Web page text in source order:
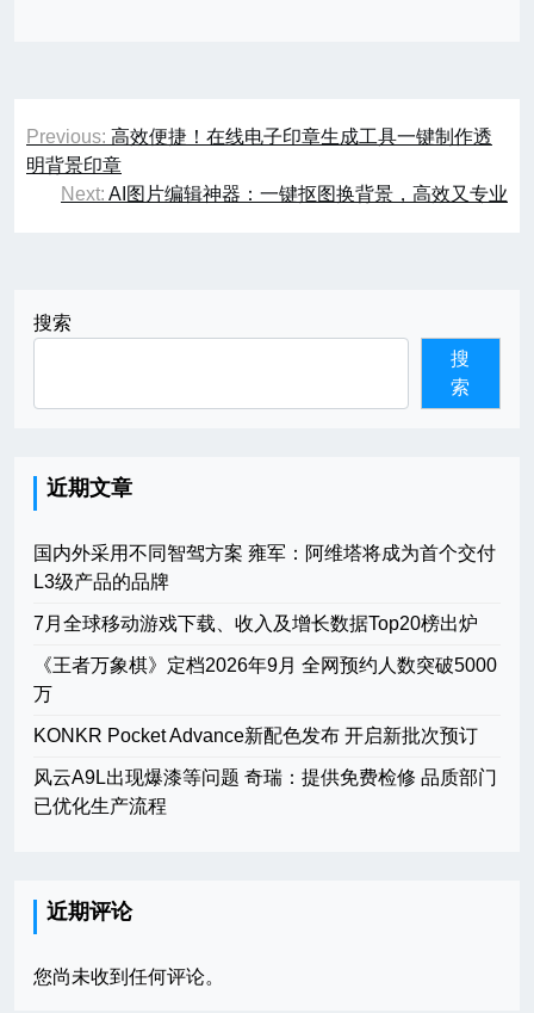
文
章
Previous: 高效便捷！在线电子印章生成工具一键制作透
明背景印章
Next: AI图片编辑神器：一键抠图换背景，高效又专业
搜索
搜
索
近期文章
国内外采用不同智驾方案 雍军：阿维塔将成为首个交付
L3级产品的品牌
7月全球移动游戏下载、收入及增长数据Top20榜出炉
《王者万象棋》定档2026年9月 全网预约人数突破5000
万
KONKR Pocket Advance新配色发布 开启新批次预订
风云A9L出现爆漆等问题 奇瑞：提供免费检修 品质部门
已优化生产流程
近期评论
您尚未收到任何评论。